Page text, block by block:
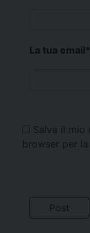
La tua email*
Salva il mio
browser per